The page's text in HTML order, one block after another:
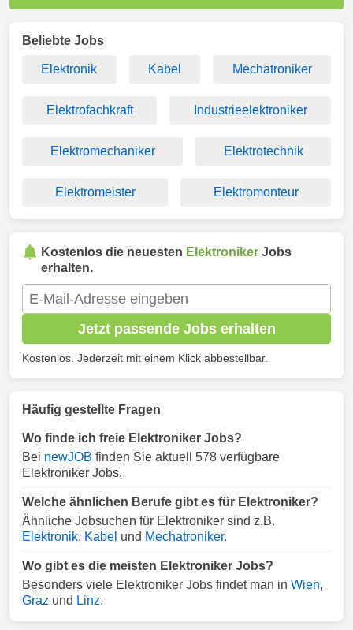
Beliebte Jobs
Elektronik Kabel Mechatroniker
Elektrofachkraft Industrieelektroniker
Elektromechaniker Elektrotechnik
Elektromeister Elektromonteur
Kostenlos die neuesten Elektroniker Jobs
erhalten.
Jetzt passende Jobs erhalten
Kostenlos. Jederzeit mit einem Klick abbestellbar.
Häufig gestellte Fragen
Wo finde ich freie Elektroniker Jobs?
Bei newJOB finden Sie aktuell 578 verfügbare
Elektroniker Jobs.
Welche ähnlichen Berufe gibt es für Elektroniker?
Ähnliche Jobsuchen für Elektroniker sind z.B.
Elektronik, Kabel und Mechatroniker.
Wo gibt es die meisten Elektroniker Jobs?
Besonders viele Elektroniker Jobs findet man in Wien,
Graz und Linz.